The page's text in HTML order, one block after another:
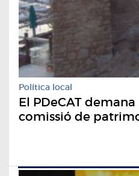
Política local
El PDeCAT
comissió de